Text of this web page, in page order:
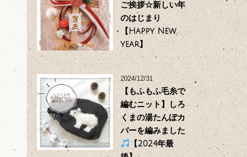
ご挨拶☆新しい年
のはじまり
【Happy New
year】
2024/12/31
【もふもふ毛糸で
編むニット】しろ
くまの湯たんぽカ
バーを編みました
【2024年最